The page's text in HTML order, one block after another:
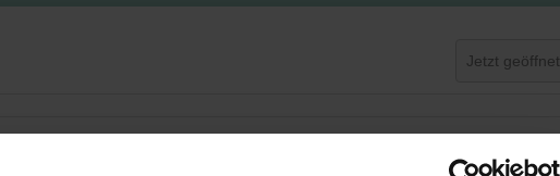
Jetzt geöffnet